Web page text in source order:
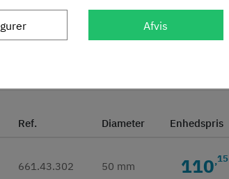
Ref. Diameter Enhedspris
661.43.302 50 mm 110,15
Afvis